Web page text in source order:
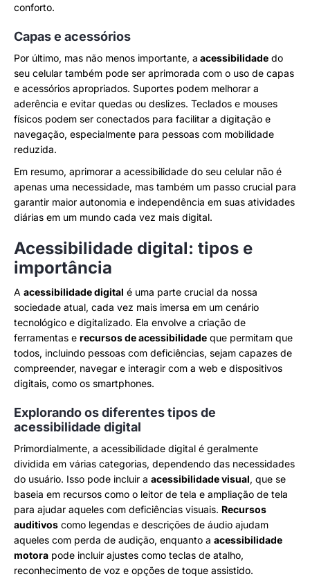
conforto.
Capas e acessórios
Por último, mas não menos importante, a acessibilidade do
seu celular também pode ser aprimorada com o uso de capas
e acessórios apropriados. Suportes podem melhorar a
aderência e evitar quedas ou deslizes. Teclados e mouses
físicos podem ser conectados para facilitar a digitação e
navegação, especialmente para pessoas com mobilidade
reduzida.
Em resumo, aprimorar a acessibilidade do seu celular não é
apenas uma necessidade, mas também um passo crucial para
garantir maior autonomia e independência em suas atividades
diárias em um mundo cada vez mais digital.
Acessibilidade digital: tipos e
importância
A acessibilidade digital é uma parte crucial da nossa
sociedade atual, cada vez mais imersa em um cenário
tecnológico e digitalizado. Ela envolve a criação de
ferramentas e recursos de acessibilidade que permitam que
todos, incluindo pessoas com deficiências, sejam capazes de
compreender, navegar e interagir com a web e dispositivos
digitais, como os smartphones.
Explorando os diferentes tipos de
acessibilidade digital
Primordialmente, a acessibilidade digital é geralmente
dividida em várias categorias, dependendo das necessidades
do usuário. Isso pode incluir a acessibilidade visual, que se
baseia em recursos como o leitor de tela e ampliação de tela
para ajudar aqueles com deficiências visuais. Recursos
auditivos como legendas e descrições de áudio ajudam
aqueles com perda de audição, enquanto a acessibilidade
motora pode incluir ajustes como teclas de atalho,
reconhecimento de voz e opções de toque assistido.